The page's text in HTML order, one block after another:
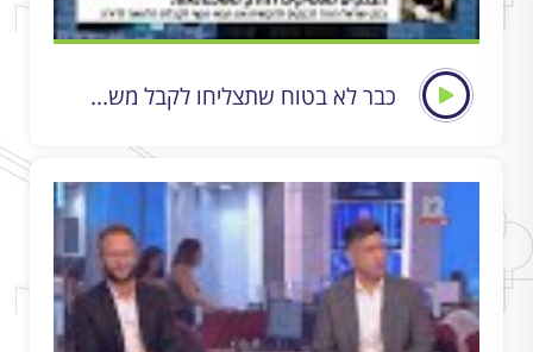
כבר לא בטוח שתצליחו לקבל מש...